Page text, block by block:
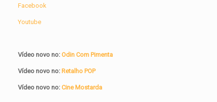
Facebook
Youtube
Vídeo novo no:Odin Com Pimenta
Vídeo novo no: Retalho POP
Vídeo novo no:Cine Mostarda